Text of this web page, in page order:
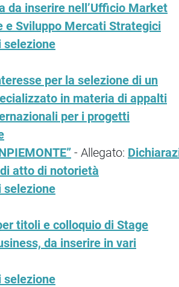
da inserire nell’Ufficio Market
e Sviluppo Mercati Strategici
selezione
per la selezione di un
in materia di appalti
per i progetti
- Allegato:
atto di notorietà
selezione
titoli e colloquio di Stage
da inserire in vari
selezione